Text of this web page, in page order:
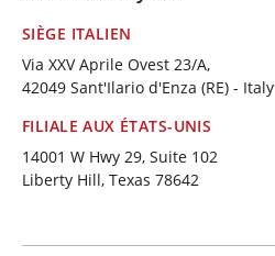
SIÈGE ITALIEN
Via XXV Aprile Ovest 23/A,
42049 Sant'Ilario d'Enza (RE) - Italy
FILIALE AUX ÉTATS-UNIS
14001 W Hwy 29, Suite 102
Liberty Hill, Texas 78642